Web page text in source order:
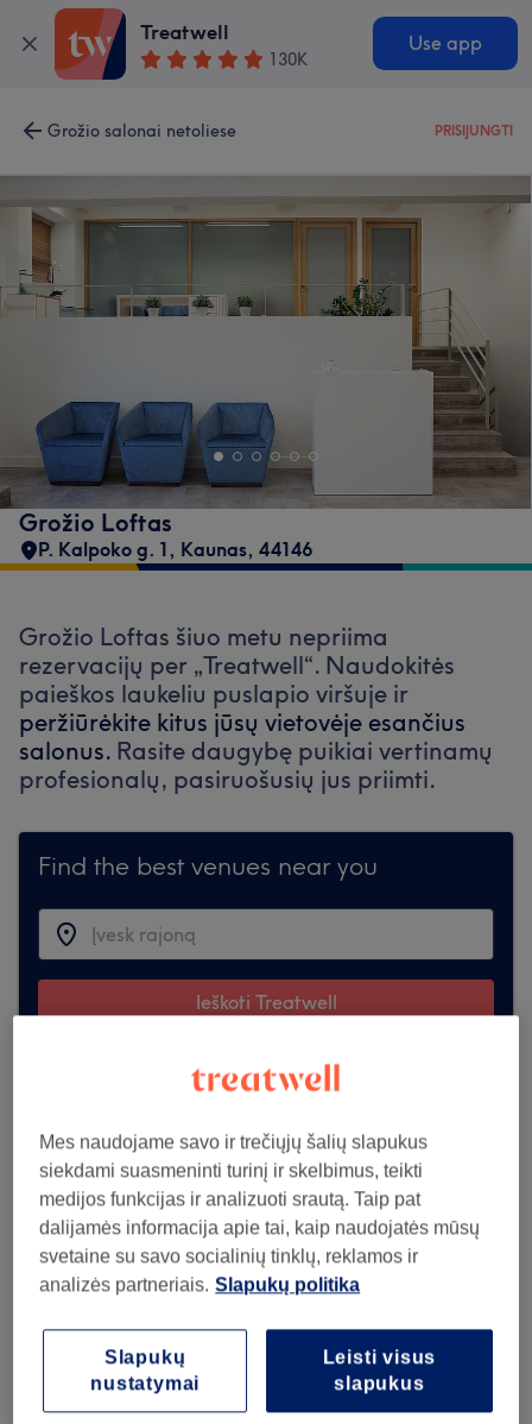
Treatwell
130K
Use app
Grožio salonai netoliese PRISIJUNGTI
Grožio Loftas
P. Kalpoko g. 1, Kaunas, 44146
Grožio Loftas šiuo metu nepriima
rezervacijų per „Treatwell“. Naudokitės
paieškos laukeliu puslapio viršuje ir
peržiūrėkite kitus jūsų vietovėje esančius
salonus. Rasite daugybę puikiai vertinamų
profesionalų, pasiruošusių jus priimti.
Find the best venues near you
Ieškoti Treatwell
Mes naudojame savo ir trečiųjų šalių slapukus
siekdami suasmeninti turinį ir skelbimus, teikti
medijos funkcijas ir analizuoti srautą. Taip pat
dalijamės informacija apie tai, kaip naudojatės mūsų
svetaine su savo socialinių tinklų, reklamos ir
analizės partneriais. Slapukų politika
Leisti visus
slapukus
Slapukų
nustatymai